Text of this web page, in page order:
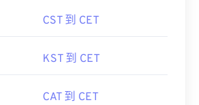
CST 到 CET
KST 到 CET
CAT 到 CET